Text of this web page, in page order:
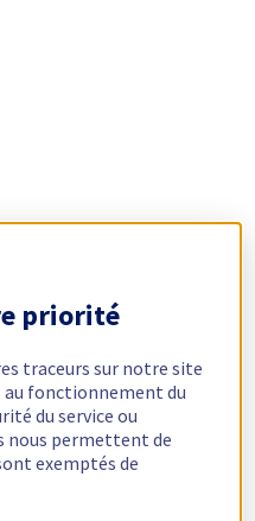
priorité
traceurs sur notre site
fonctionnement du
du service ou
nous permettent de
exemptés de